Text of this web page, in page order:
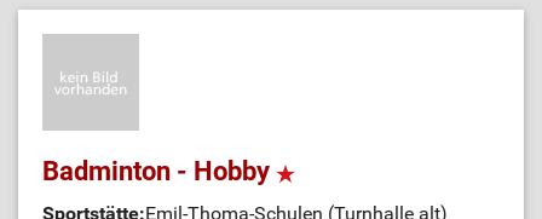
Badminton - Hobby
Sportstätte:Emil-Thoma-Schulen (Turnhalle alt)